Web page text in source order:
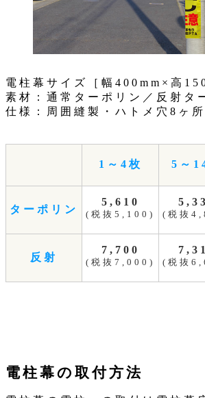
電柱幕サイズ［幅400mm×高
素材：通常ターポリン／反射タ
仕様：周囲縫製・ハトメ穴8ヶ所
1～4枚 5～
ターポリン
5,610
(税抜5,100) (税抜
反射
7,700
(税抜7,000) (税抜
電柱幕の取付方法